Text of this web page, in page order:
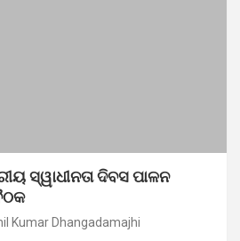
ସ୍ୱାଧୀନତା ଦିବସ ପାଳନ
Kumar Dhangadamajhi